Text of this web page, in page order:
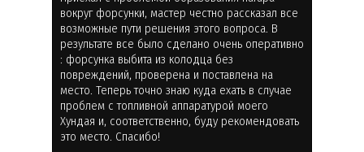
вокруг форсунки, мастер честно рассказал все
возможные пути решения этого вопроса. В
результате все было сделано очень оперативно
: форсунка выбита из колодца без
повреждений, проверена и поставлена на
место. Теперь точно знаю куда ехать в случае
проблем с топливной аппаратурой моего
Хундая и, соответственно, буду рекомендовать
это место. Спасибо!